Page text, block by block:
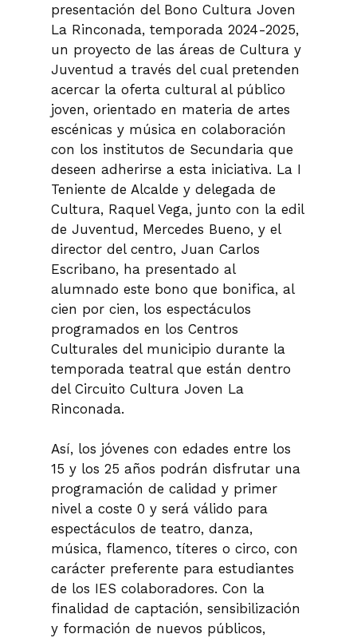
presentación del Bono Cultura Joven
La Rinconada, temporada 2024-2025,
un proyecto de las áreas de Cultura y
Juventud a través del cual pretenden
acercar la oferta cultural al público
joven, orientado en materia de artes
escénicas y música en colaboración
con los institutos de Secundaria que
deseen adherirse a esta iniciativa. La I
Teniente de Alcalde y delegada de
Cultura, Raquel Vega, junto con la edil
de Juventud, Mercedes Bueno, y el
director del centro, Juan Carlos
Escribano, ha presentado al
alumnado este bono que bonifica, al
cien por cien, los espectáculos
programados en los Centros
Culturales del municipio durante la
temporada teatral que están dentro
del Circuito Cultura Joven La
Rinconada.
Así, los jóvenes con edades entre los
15 y los 25 años podrán disfrutar una
programación de calidad y primer
nivel a coste 0 y será válido para
espectáculos de teatro, danza,
música, flamenco, títeres o circo, con
carácter preferente para estudiantes
de los IES colaboradores. Con la
finalidad de captación, sensibilización
y formación de nuevos públicos,